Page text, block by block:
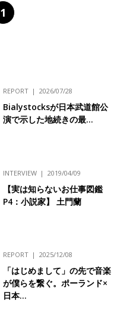
1
REPORT 2026/07/28
Bialystocksが日本武道館公
演で示した地続きの最…
INTERVIEW 2019/04/09
【実は知らないお仕事図鑑
P4：小説家】 土門蘭
REPORT 2025/12/08
「はじめまして」の先で音楽
が僕らを繋ぐ。ポーランド×
日本…